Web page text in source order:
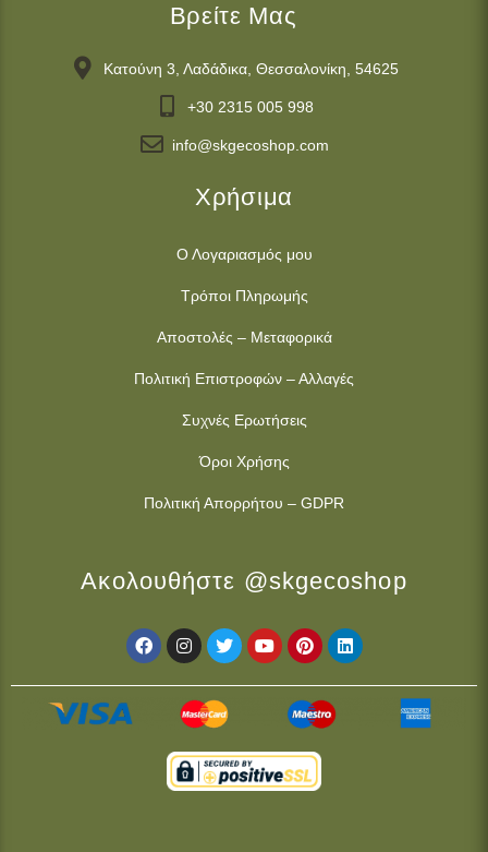
Βρείτε Μας
Κατούνη 3, Λαδάδικα, Θεσσαλονίκη, 54625
+30 2315 005 998
info@skgecoshop.com
Χρήσιμα
Ο Λογαριασμός μου
Τρόποι Πληρωμής
Αποστολές – Μεταφορικά
Πολιτική Επιστροφών – Αλλαγές
Συχνές Ερωτήσεις
Όροι Χρήσης
Πολιτική Απορρήτου – GDPR
Ακολουθήστε @skgecoshop